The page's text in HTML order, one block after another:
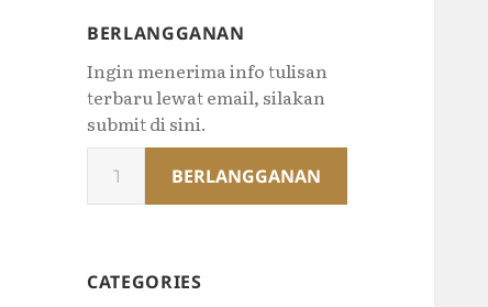
BERLANGGANAN
Ingin menerima info tulisan
terbaru lewat email, silakan
submit di sini.
your
email…
BERLANGGANAN
CATEGORIES